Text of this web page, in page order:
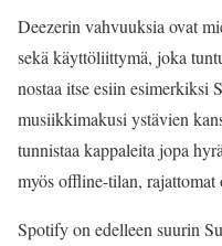
Deezerin vahvuuksia ovat
sekä käyttöliittymä, joka
nostaa itse esiin esimerkiksi
musiikkimakusi ystävien
tunnistaa kappaleita jopa
myös offline-tilan,
Spotify on edelleen suurin